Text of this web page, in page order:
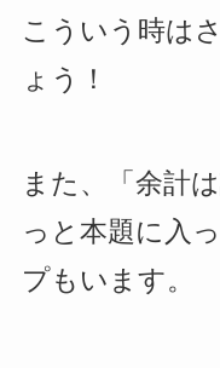
こういう時は
ょう！
また、「余計
っと本題に入
プもいます。